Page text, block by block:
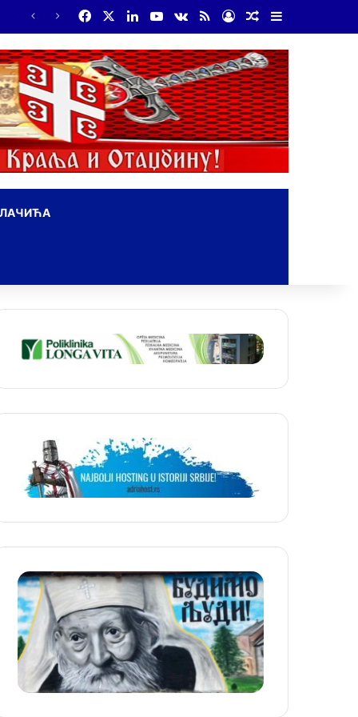
FacebookLinkedInYouTube
vk.com
RSS Log InRandom Article